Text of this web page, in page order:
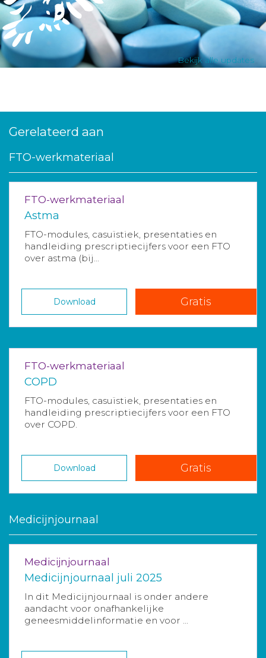
Aanmelden nieuwsbrief
Inloggen
Bekijk alle updates
Gerelateerd aan
FTO-werkmateriaal
FTO-werkmateriaal
Astma
FTO-modules, casuïstiek, presentaties en
handleiding prescriptiecijfers voor een FTO
over astma (bij...
Download Gratis
FTO-werkmateriaal
COPD
FTO-modules, casuïstiek, presentaties en
handleiding prescriptiecijfers voor een FTO
over COPD.
Download Gratis
Medicijnjournaal
Medicijnjournaal
Medicijnjournaal juli 2025
In dit Medicijnjournaal is onder andere
aandacht voor onafhankelijke
geneesmiddelinformatie en voor ...